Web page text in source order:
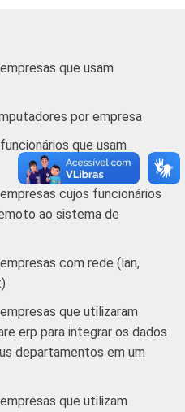
que utilizam sistema
aberto, com 10 ou
constituem os
da CNAE 1.0: seção D,
O sem os grupos 90 e
a
2008.
serviços coletivos,
reúne os grupos 90-
e Atividades
associativas.
estatísticos
variável este
2008
que usam
por empresa
que usam
cujos funcionários
ao sistema de
com rede (lan,
que utilizaram
erp para integrar os dados
departamentos em um
que utilizam